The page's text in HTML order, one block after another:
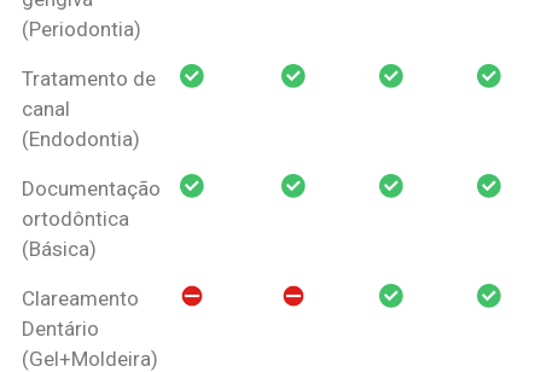
(Periodontia)
Tratamento de
canal
(Endodontia)
Documentação
ortodôntica
(Básica)
Clareamento
Dentário
(Gel+Moldeira)